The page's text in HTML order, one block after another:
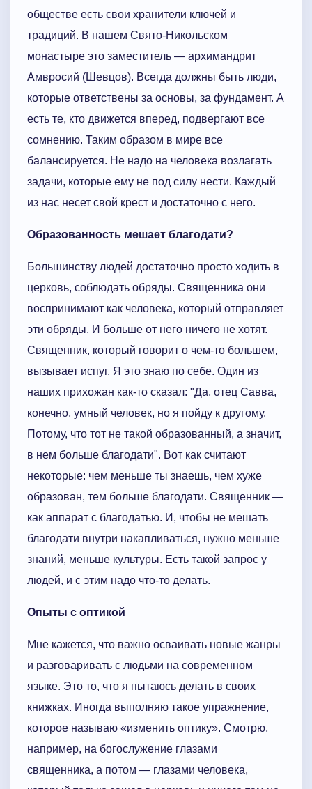
обществе есть свои хранители ключей и
традиций. В нашем Свято-Никольском
монастыре это заместитель — архимандрит
Амвросий (Шевцов). Всегда должны быть люди,
которые ответствены за основы, за фундамент. А
есть те, кто движется вперед, подвергают все
сомнению. Таким образом в мире все
балансируется. Не надо на человека возлагать
задачи, которые ему не под силу нести. Каждый
из нас несет свой крест и достаточно с него.
Образованность мешает благодати?
Большинству людей достаточно просто ходить в
церковь, соблюдать обряды. Священника они
воспринимают как человека, который отправляет
эти обряды. И больше от него ничего не хотят.
Священник, который говорит о чем-то большем,
вызывает испуг. Я это знаю по себе. Один из
наших прихожан как-то сказал: "Да, отец Савва,
конечно, умный человек, но я пойду к другому.
Потому, что тот не такой образованный, а значит,
в нем больше благодати". Вот как считают
некоторые: чем меньше ты знаешь, чем хуже
образован, тем больше благодати. Священник —
как аппарат с благодатью. И, чтобы не мешать
благодати внутри накапливаться, нужно меньше
знаний, меньше культуры. Есть такой запрос у
людей, и с этим надо что-то делать.
Опыты с оптикой
Мне кажется, что важно осваивать новые жанры
и разговаривать с людьми на современном
языке. Это то, что я пытаюсь делать в своих
книжках. Иногда выполняю такое упражнение,
которое называю «изменить оптику». Смотрю,
например, на богослужение глазами
священника, а потом — глазами человека,